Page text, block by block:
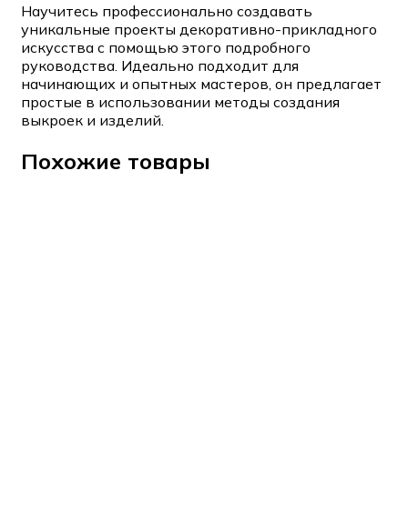
Научитесь профессионально создавать
уникальные проекты декоративно-прикладного
искусства с помощью этого подробного
руководства. Идеально подходит для
начинающих и опытных мастеров, он предлагает
простые в использовании методы создания
выкроек и изделий.
Похожие товары